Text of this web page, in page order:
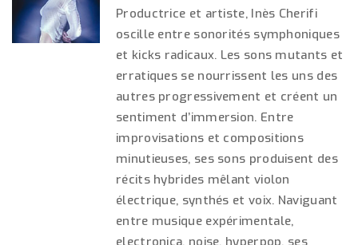
Productrice et artiste, Inès Cherifi
oscille entre sonorités symphoniques
et kicks radicaux. Les sons mutants et
erratiques se nourrissent les uns des
autres progressivement et créent un
sentiment d’immersion. Entre
improvisations et compositions
minutieuses, ses sons produisent des
récits hybrides mêlant violon
électrique, synthés et voix. Naviguant
entre musique expérimentale,